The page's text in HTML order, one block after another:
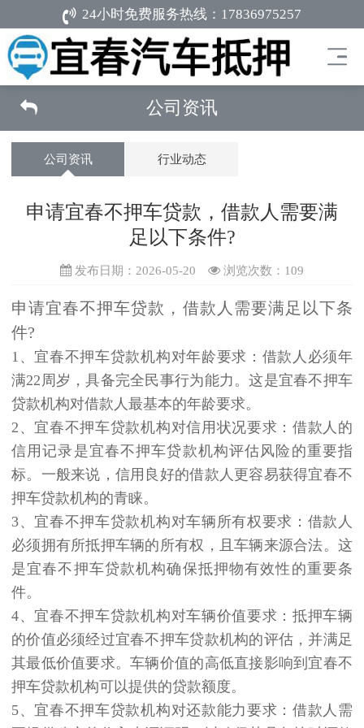
24小时免费服务热线： 17836975257
公司资讯
公司资讯 行业动态
申请宜春不押车贷款，借款人需要满
足以下条件?
发布日期：2026-05-20 浏览次数： 109
申请宜春不押车贷款，借款人需要满足以下条
件?
1、宜春不押车贷款机构对年龄要求：借款人必须年
满22周岁，具备完全民事行为能力。这是宜春不押车
贷款机构对借款人最基本的年龄要求。
2、宜春不押车贷款机构对信用状况要求：借款人的
信用记录是宜春不押车贷款机构评估风险的重要指
标。一般来说，信用良好的借款人更容易获得宜春不
押车贷款机构的青睐。
3、宜春不押车贷款机构对车辆所有权要求：借款人
必须拥有所抵押车辆的所有权，且车辆来源合法。这
是宜春不押车贷款机构确保抵押物有效性的重要条
件。
4、宜春不押车贷款机构对车辆价值要求：抵押车辆
的价值必须经过宜春不押车贷款机构的评估，并满足
其最低价值要求。车辆价值的高低直接影响到宜春不
押车贷款机构可以提供的贷款额度。
5、宜春不押车贷款机构对还款能力要求：借款人需